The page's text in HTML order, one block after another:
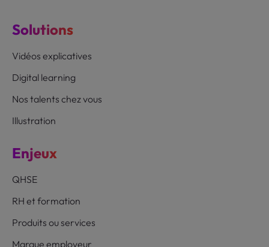
Solutions
Vidéos explicatives
Digital learning
Nos talents chez vous
Illustration
Enjeux
QHSE
RH et formation
Produits ou services
Marque employeur